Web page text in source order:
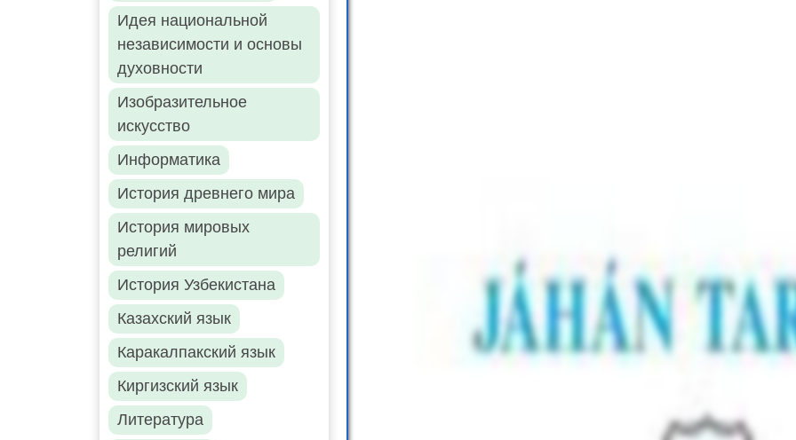
Идея национальной
независимости и основы
духовности
Изобразительное
искусство
Информатика
История древнего мира
История мировых
религий
История Узбекистана
Казахский язык
Каракалпакский язык
Киргизский язык
Литература